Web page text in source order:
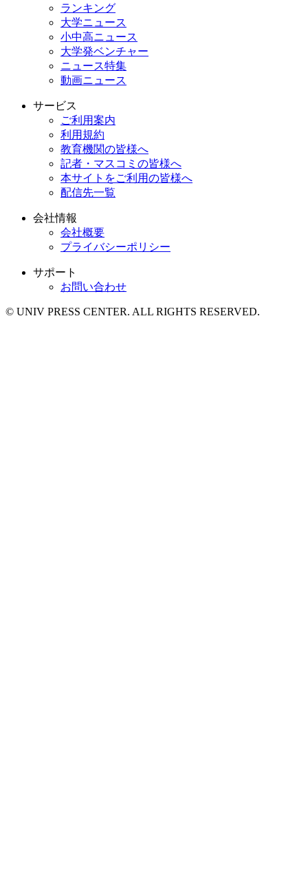
ランキング
大学ニュース
小中高ニュース
大学発ベンチャー
ニュース特集
動画ニュース
サービス
ご利用案内
利用規約
教育機関の皆様へ
記者・マスコミの皆様へ
本サイトをご利用の皆様へ
配信先一覧
会社情報
会社概要
プライバシーポリシー
サポート
お問い合わせ
© UNIV PRESS CENTER. ALL RIGHTS RESERVED.